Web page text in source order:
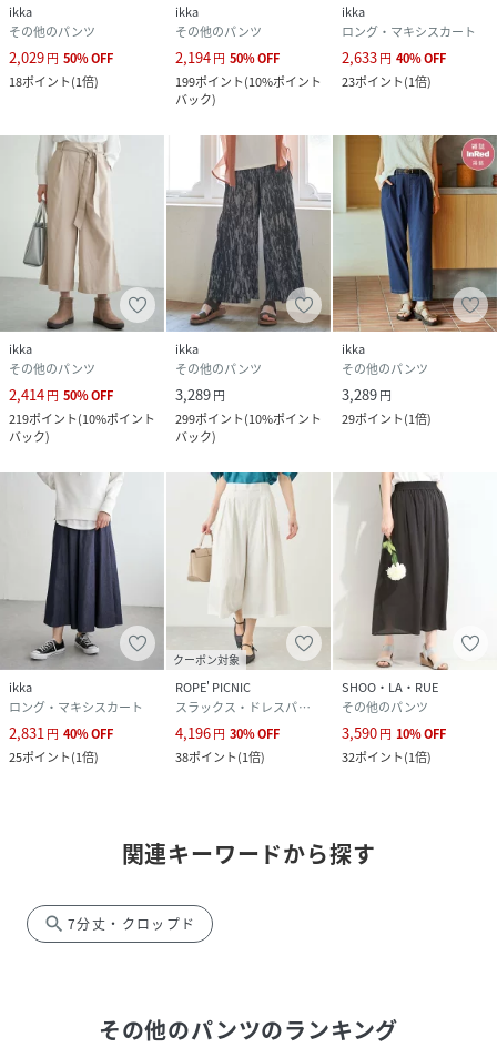
ikka
その他のパンツ
2,029円 50%OFF
18ポイント(1倍)
ikka
その他のパンツ
2,194円 50%OFF
199ポイント(10%ポイント
バック)
ikka
ロング・マキシスカート
2,633円 40%OFF
23ポイント(1倍)
ikka
その他のパンツ
2,414円 50%OFF
219ポイント(10%ポイント
バック)
ikka
その他のパンツ
3,289円
299ポイント(10%ポイント
バック)
ikka
その他のパンツ
3,289円
29ポイント(1倍)
ikka
ロング・マキシスカート
2,831 円 40%OFF
25ポイント(1倍)
クーポン対象
ROPE' PICNIC
スラックス・ドレスパンツ
4,196円 30%OFF
38ポイント(1倍)
SHOO・LA・RUE
その他のパンツ
3,590円 10%OFF
32ポイント(1倍)
関連キーワードから探す
search 7分丈・クロップド
その他のパンツのランキング